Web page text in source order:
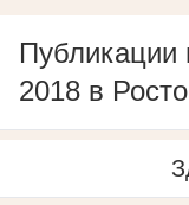
Публикации
2018 в